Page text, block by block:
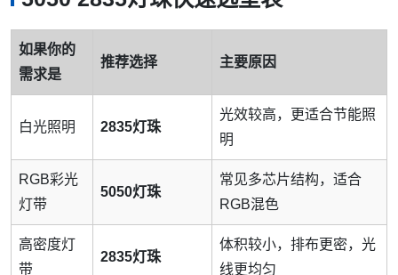
如果你的
需求是
推荐选择 主要原因
白光照明 2835灯珠
光效较高，更适合节能照
明
RGB彩光
灯带
5050灯珠
常见多芯片结构，适合
RGB混色
高密度灯
带
2835灯珠
体积较小，排布更密，光
线更均匀